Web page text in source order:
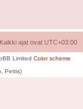
Kaikki ajat ovat UTC+03:00
Limited Color scheme
Pettis)